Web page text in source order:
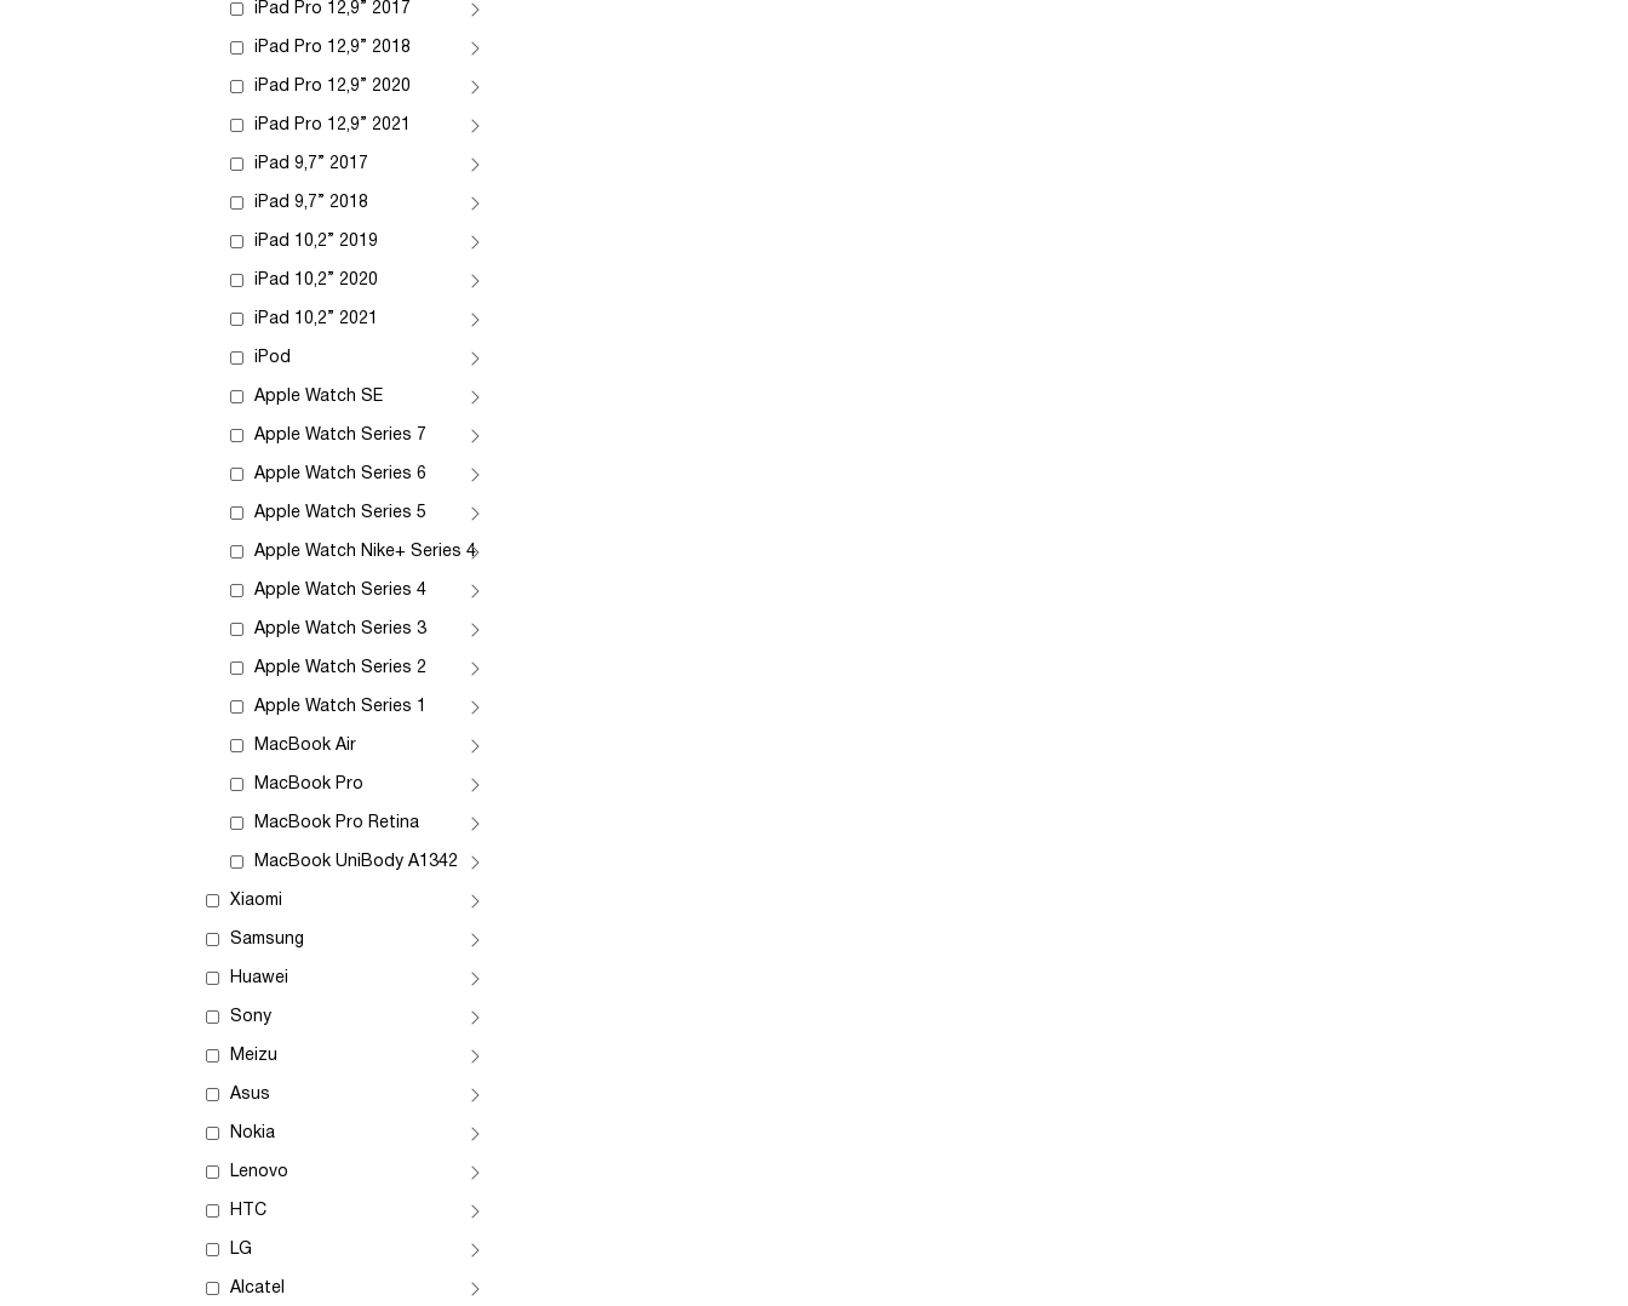
iPad Pro 12,9” 2017
iPad Pro 12,9” 2018
iPad Pro 12,9” 2020
iPad Pro 12,9” 2021
iPad 9,7” 2017
iPad 9,7” 2018
iPad 10,2” 2019
iPad 10,2” 2020
iPad 10,2” 2021
iPod
Apple Watch SE
Apple Watch Series 7
Apple Watch Series 6
Apple Watch Series 5
Apple Watch Nike+ Series 4
Apple Watch Series 4
Apple Watch Series 3
Apple Watch Series 2
Apple Watch Series 1
MacBook Air
MacBook Pro
MacBook Pro Retina
MacBook UniBody A1342
Xiaomi
Samsung
Huawei
Sony
Meizu
Asus
Nokia
Lenovo
HTC
LG
Alcatel